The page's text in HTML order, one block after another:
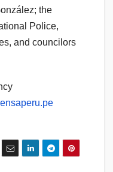
the
Police,
and councilors